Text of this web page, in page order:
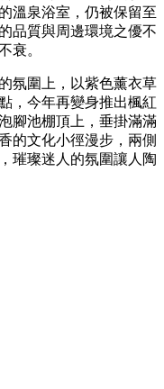
溫泉浴室，仍被保留至
品質與周邊環境之優不
衰。
氛圍上，以紫色薰衣草
，今年再變身推出楓紅
腳池棚頂上，垂掛滿滿
的文化小徑漫步，兩側
璀璨迷人的氛圍讓人陶